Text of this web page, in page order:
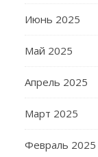
Июнь 2025
Май 2025
Апрель 2025
Март 2025
Февраль 2025